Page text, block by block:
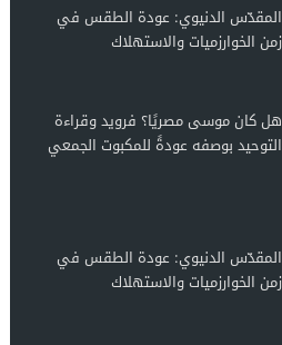
المقدّس الدنيوي: عودة الطقس في
زمن الخوارزميات والاستهلاك
هل كان موسى مصريًا؟ فرويد وقراءة
التوحيد بوصفه عودةً للمكبوت الجمعي
المقدّس الدنيوي: عودة الطقس في
زمن الخوارزميات والاستهلاك